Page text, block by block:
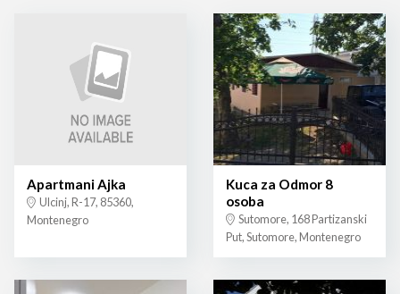
Apartmani Ajka
Ulcinj, R-17, 85360,
Montenegro
Kuca za Odmor 8
osoba
Sutomore, 168 Partizanski
Put, Sutomore, Montenegro